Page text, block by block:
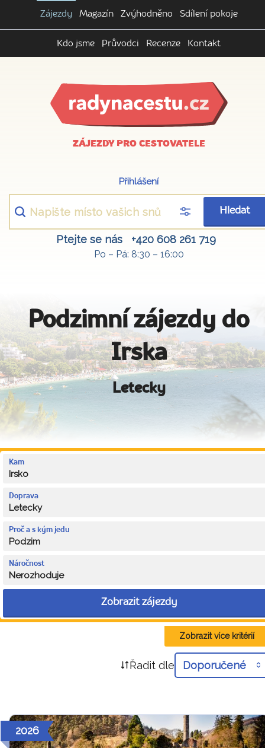
Zájezdy Magazín Zvýhodněno Sdílení pokoje
Kdo jsme Průvodci Recenze Kontakt
ZÁJEZDY PRO CESTOVATELE
Přihlášení
Hledat
Ptejte se nás +420 608 261 719
Po – Pá: 8:30 – 16:00
Podzimní zájezdy do
Irska
Letecky
Kam
Irsko
Doprava
Letecky
Proč a s kým jedu
Podzim
Náročnost
Nerozhoduje
Zobrazit zájezdy
Zobrazit více kritérií
Řadit dle Doporučené
2026